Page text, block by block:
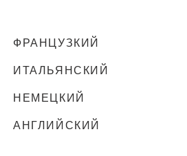
ФРАНЦУЗКИЙ
ИТАЛЬЯНСКИЙ
НЕМЕЦКИЙ
АНГЛИЙСКИЙ